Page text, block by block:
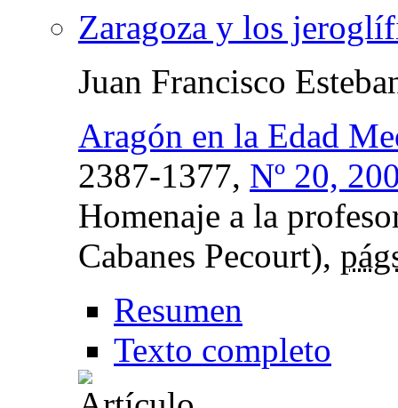
Zaragoza y los
Juan Francisco
Aragón en la Edad
2387-1377, Nº 20,
Homenaje a la
Cabanes Pecourt),
Resumen
Texto completo